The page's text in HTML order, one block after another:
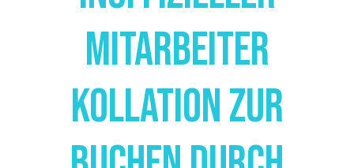
Mitarbeiter
Kollation Zur